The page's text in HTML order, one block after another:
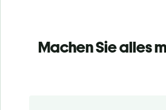
Machen Sie alles